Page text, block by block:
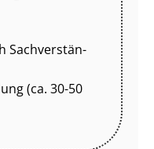
Sach­ver­stän­
(ca. 30-50